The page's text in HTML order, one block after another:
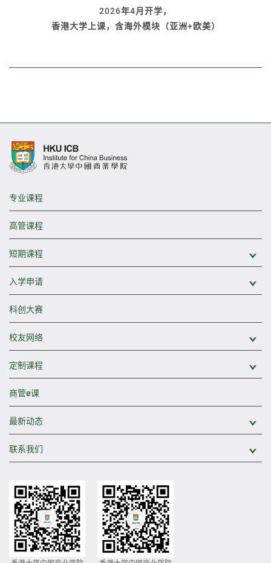
2026年4月开学，
香港大学上课，含海外模块（亚洲+欧美）
专业课程
高管课程
短期课程
入学申请
科创大赛
校友网络
定制课程
商管e课
最新动态
联系我们